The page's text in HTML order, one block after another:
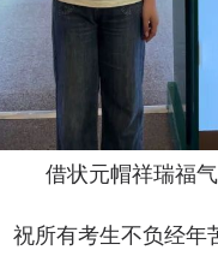
借状元帽祥瑞福气
祝所有考生不负经年